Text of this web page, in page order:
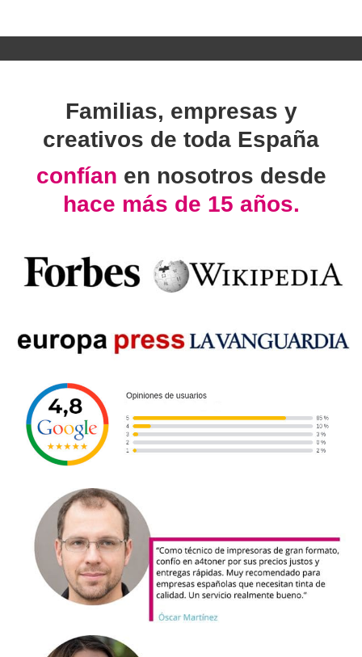
Familias, empresas y
creativos de toda España
confían en nosotros desde
hace más de 15 años.